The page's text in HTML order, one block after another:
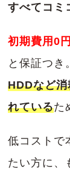
すべてコミ
初期費用0円
と保証つき。
HDDなど
れているた
低コストで
たい方に、